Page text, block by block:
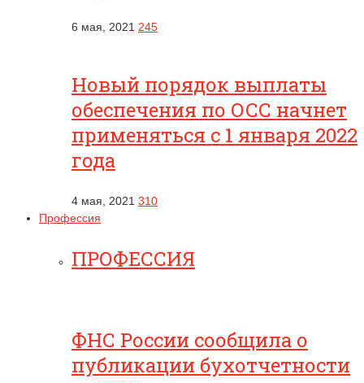
6 мая, 2021 245
Новый порядок выплаты
обеспечения по ОСС начнет
применяться с 1 января 2022
года
4 мая, 2021 310
Профессия
ПРОФЕССИЯ
ФНС России сообщила о
публикации бухотчетности